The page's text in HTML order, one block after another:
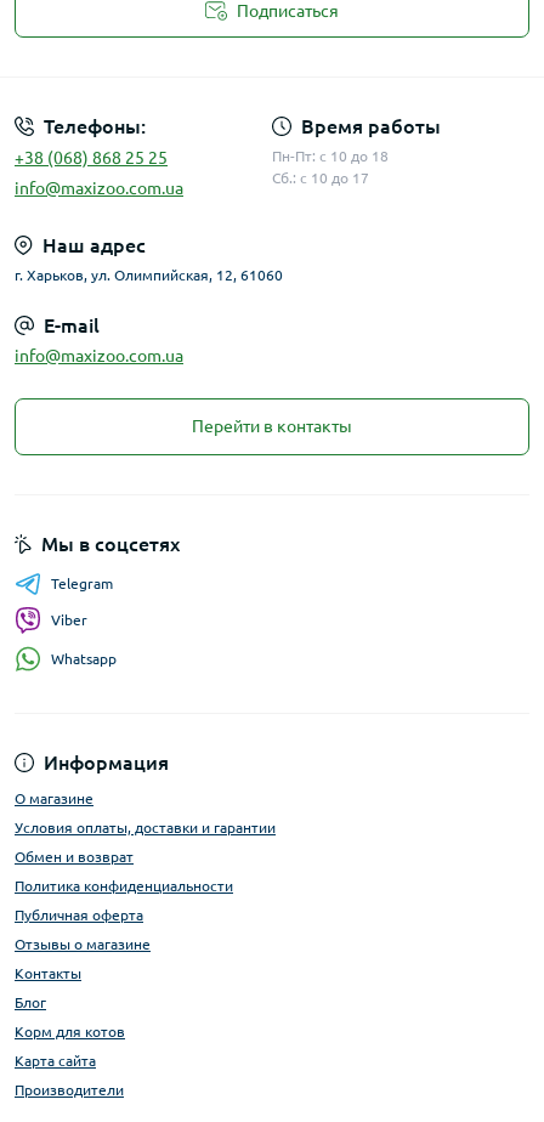
Подписаться
Телефоны:
+38 (068) 868 25 25
info@maxizoo.com.ua
Время работы
Пн-Пт: с 10 до 18
Сб.: с 10 до 17
Наш адрес
г. Харьков, ул. Олимпийская, 12, 61060
E-mail
info@maxizoo.com.ua
Перейти в контакты
Информация
О магазине
Условия оплаты, доставки и гарантии
Обмен и возврат
Политика конфиденциальности
Публичная оферта
Отзывы о магазине
Контакты
Блог
Корм для котов
Карта сайта
Производители
Мы в соцсетях
Telegram
Viber
Whatsapp